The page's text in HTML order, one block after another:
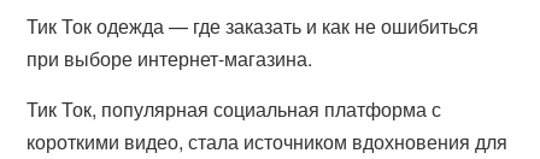
Тик Ток одежда — где заказать и как не ошибиться
при выборе интернет-магазина.
Тик Ток, популярная социальная платформа с
короткими видео, стала источником вдохновения для